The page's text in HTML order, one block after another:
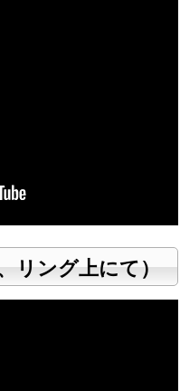
リング上にて）